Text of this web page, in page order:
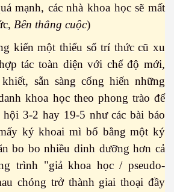
mạnh, các nhà khoa học sẽ mất
Bên thắng cuộc)
kiến một thiểu số trí thức cũ xu
tác toàn diện với chế độ mới,
sẵn sàng cống hiến những
khoa học theo phong trào để
hội 3-2 hay 19-5 như các bài báo
ký khoai mì bổ bằng một ký
bo bo nhiều dinh dưỡng hơn cả
trình "giả khoa học / pseudo-
chóng trở thành giai thoại đầy